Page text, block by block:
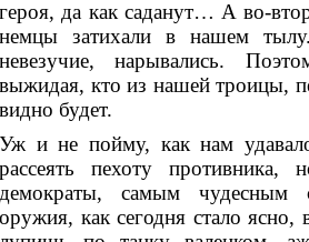
героя, да как саданут… А во-
немцы затихали в нашем
невезучие, нарывались.
выжидая, кто из нашей троицы,
видно будет.
Уж и не пойму, как нам
рассеять пехоту
демократы, самым чудесным
оружия, как сегодня стало